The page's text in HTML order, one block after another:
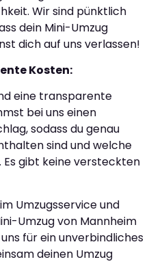
Wir sind pünktlich
dein Mini-Umzug
dich auf uns verlassen!
Kosten:
eine transparente
bei uns einen
sodass du genau
sind und welche
Es gibt keine versteckten
Umzugsservice und
Umzug von Mannheim
für ein unverbindliches
deinen Umzug